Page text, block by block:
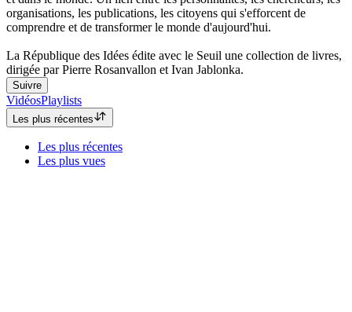
organisations, les publications, les citoyens qui s'efforcent de
comprendre et de transformer le monde d'aujourd'hui.
La République des Idées édite avec le Seuil une collection de livres,
dirigée par Pierre Rosanvallon et Ivan Jablonka.
Suivre
VidéosPlaylists
Les plus récentes
Les plus récentes
Les plus vues